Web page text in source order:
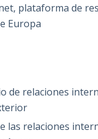
plataforma de
Europa
de relaciones
las relaciones